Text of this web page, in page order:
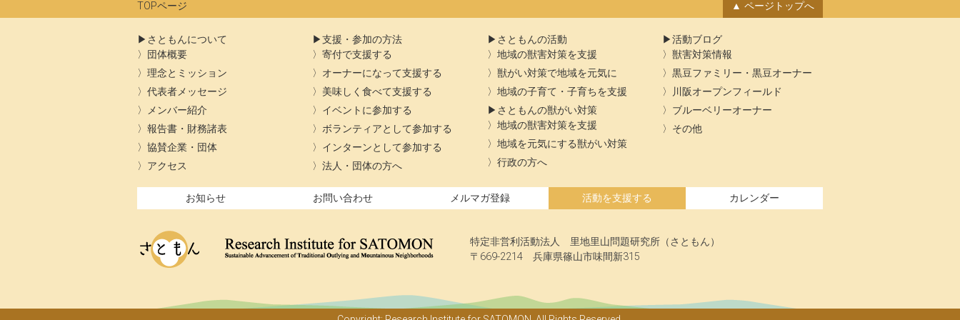
TOPページ ページトップへ
さともんについて
団体概要
理念とミッション
代表者メッセージ
メンバー紹介
報告書・財務諸表
協賛企業・団体
アクセス
支援・参加の方法
寄付で支援する
オーナーになって支援する
美味しく食べて支援する
イベントに参加する
ボランティアとして参加する
インターンとして参加する
法人・団体の方へ
さともんの活動
地域の獣害対策を支援
獣がい対策で地域を元気に
地域の子育て・子育ちを支援
さともんの獣がい対策
地域の獣害対策を支援
地域を元気にする獣がい対策
行政の方へ
活動ブログ
獣害対策情報
黒豆ファミリー・黒豆オーナー
川阪オープンフィールド
ブルーベリーオーナー
その他
お知らせ お問い合わせ メルマガ登録 活動を支援する カレンダー
特定非営利活動法人 里地里山問題研究所（さともん）
〒669-2214 兵庫県篠山市味間新315